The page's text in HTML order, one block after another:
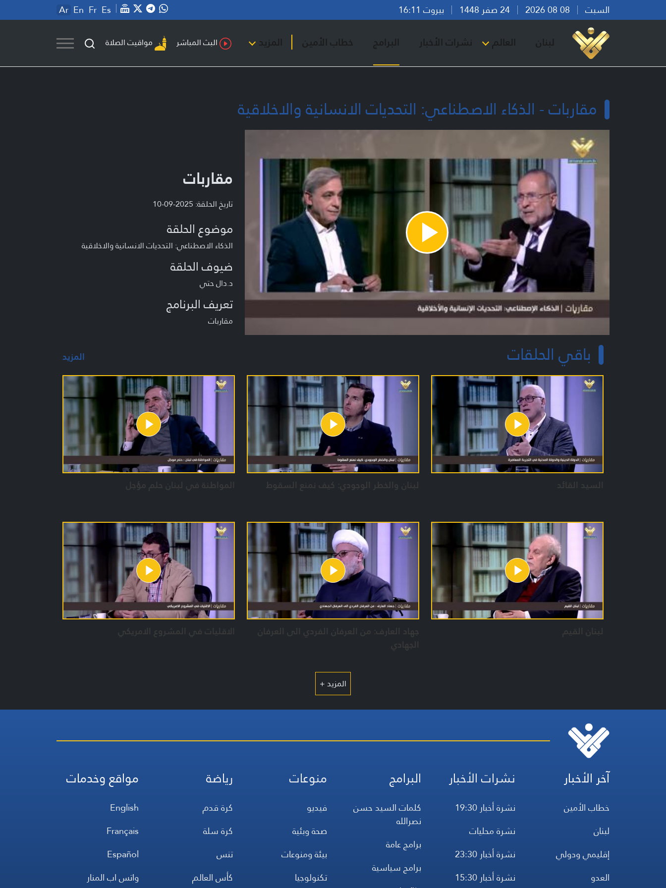
السبت بيروت 16:11 Ar En Fr Es
لبنان العالم نشرات الأخبار البرامج خطاب الأمين المزيد البث المباشر مواقيت الصلاة
مقاربات - الذكاء الاصطناعي: التحديات الانسانية والاخلاقية
Play
Video
مقاربات
تاريخ الحلقة: 2025-09-10
موضوع الحلقة
الذكاء الاصطناعي: التحديات الانسانية والاخلاقية
ضيوف الحلقة
د.دال حتي
تعريف البرنامج
مقاربات
باقي الحلقات المزيد
السيد القائد لبنان والخطر الوجودي: كيف نمنع السقوط المواطنة في لبنان حلم مؤجل
لبنان القيم
جهاد العارف: من العرفان الفردي الى العرفان
الجهادي
الاقليات في المشروع الامريكي
المزيد +
آخر الأخبار
خطاب الأمين
لبنان
إقليمي ودولي
العدو
نشرات الأخبار
نشرة أخبار 19:30
نشرة محليات
نشرة أخبار 23:30
نشرة أخبار 15:30
البرامج
كلمات السيد حسن
نصرالله
برامج عامة
برامج سياسية
منوعات
فيديو
صحة وبئية
بيئة ومنوعات
تكنولوجيا
رياضة
كرة قدم
كرة سلة
تنس
كأس العالم
مواقع وخدمات
English
Français
Español
واتس اب المنار